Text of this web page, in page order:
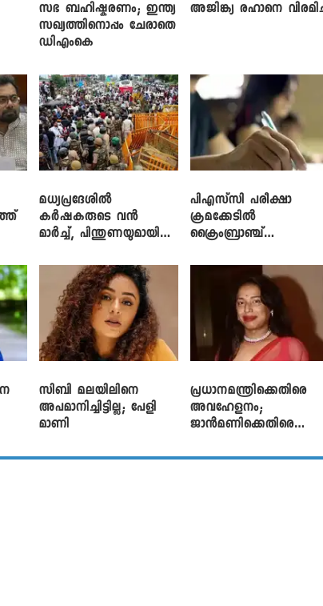
സഭ ബഹിഷ്കരണം; ഇന്ത്യ
സഖ്യത്തിനൊപ്പം ചേരാതെ
ഡിഎംകെ
അജിങ്ക്യ രഹാനെ
മധ്യപ്രദേശിൽ
കർഷകരുടെ വൻ
മാർച്ച്, പിന്തുണയുമായി
പിഎസ്‌സി പരീക്ഷാ
ക്രമക്കേ‌ടിൽ
ക്രൈംബ്രാഞ്ച്
സിബി മലയിലിനെ
അപമാനിച്ചിട്ടില്ല; പേളി
മാണി
പ്രധാനമന്ത്രിക്കെതിരെ
അവഹേളനം;
ജാൻമണിക്കെതിരെ